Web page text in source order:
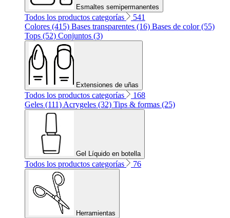
Esmaltes semipermanentes
Todos los productos categorías
541
Colores (415) Bases transparentes (16) Bases de color (55)
Tops (52) Conjuntos (3)
Extensiones de uñas
Todos los productos categorías
168
Geles (111) Acrygeles (32) Tips & formas (25)
Gel Líquido en botella
Todos los productos categorías 76
Herramientas